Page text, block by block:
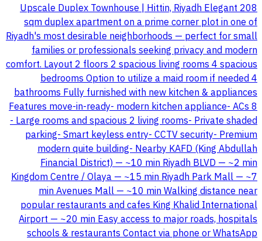
Upscale Duplex Townhouse | Hittin, Riyadh Elegant 208
sqm duplex apartment on a prime corner plot in one of
Riyadh's most desirable neighborhoods — perfect for small
families or professionals seeking privacy and modern
comfort. Layout 2 floors 2 spacious living rooms 4 spacious
bedrooms Option to utilize a maid room if needed 4
bathrooms Fully furnished with new kitchen & appliances
Features move-in-ready- modern kitchen appliance- ACs 8
- Large rooms and spacious 2 living rooms- Private shaded
parking- Smart keyless entry- CCTV security- Premium
modern quite building- Nearby KAFD (King Abdullah
Financial District) — ~10 min Riyadh BLVD — ~2 min
Kingdom Centre / Olaya — ~15 min Riyadh Park Mall — ~7
min Avenues Mall — ~10 min Walking distance near
popular restaurants and cafes King Khalid International
Airport — ~20 min Easy access to major roads, hospitals
schools & restaurants Contact via phone or WhatsApp